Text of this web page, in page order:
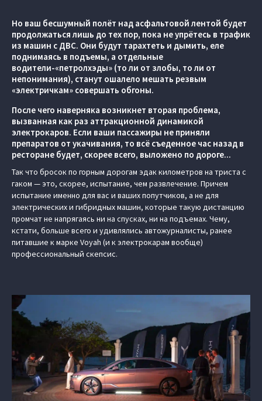
Но ваш бесшумный полёт над асфальтовой лентой будет
продолжаться лишь до тех пор, пока не упрётесь в трафик
из машин с ДВС. Они будут тарахтеть и дымить, еле
поднимаясь в подъемы, а отдельные
водители-«петролхэды» (то ли от злобы, то ли от
непонимания), станут ошалело мешать резвым
«электричкам» совершать обгоны.
После чего наверняка возникнет вторая проблема,
вызванная как раз аттракционной динамикой
электрокаров. Если ваши пассажиры не приняли
препаратов от укачивания, то всё съеденное час назад в
ресторане будет, скорее всего, выложено по дороге...
Так что бросок по горным дорогам эдак километров на триста с
гаком — это, скорее, испытание, чем развлечение. Причем
испытание именно для вас и ваших попутчиков, а не для
электрических и гибридных машин, которые такую дистанцию
промчат не напрягаясь ни на спусках, ни на подъемах. Чему,
кстати, больше всего и удивлялись автожурналисты, ранее
питавшие к марке Voyah (и к электрокарам вообще)
профессиональный скепсис.